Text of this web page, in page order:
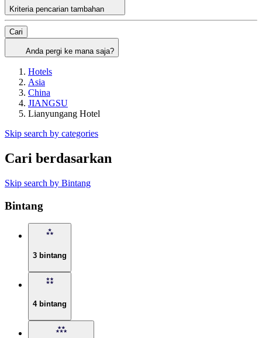
Kriteria pencarian tambahan
Cari
Anda pergi ke mana saja?
Hotels
Asia
China
JIANGSU
Lianyungang Hotel
Skip search by categories
Cari berdasarkan
Skip search by Bintang
Bintang
3 bintang
4 bintang